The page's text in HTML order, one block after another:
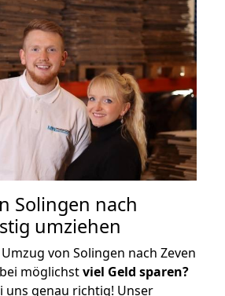
Solingen nach
umziehen
von Solingen nach Zeven
möglichstviel Geld sparen?
uns genau richtig! Unser